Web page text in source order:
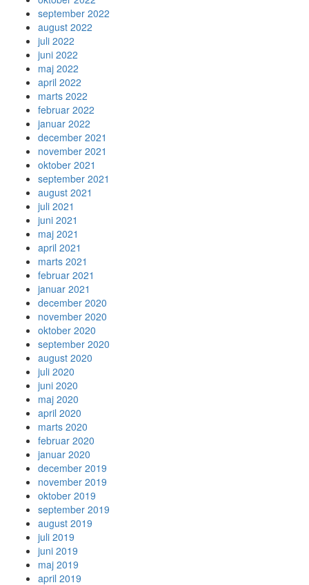
september 2022
august 2022
juli 2022
juni 2022
maj 2022
april 2022
marts 2022
februar 2022
januar 2022
december 2021
november 2021
oktober 2021
september 2021
august 2021
juli 2021
juni 2021
maj 2021
april 2021
marts 2021
februar 2021
januar 2021
december 2020
november 2020
oktober 2020
september 2020
august 2020
juli 2020
juni 2020
maj 2020
april 2020
marts 2020
februar 2020
januar 2020
december 2019
november 2019
oktober 2019
september 2019
august 2019
juli 2019
juni 2019
maj 2019
april 2019